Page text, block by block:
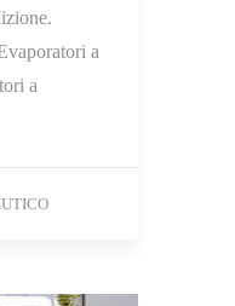
a
a